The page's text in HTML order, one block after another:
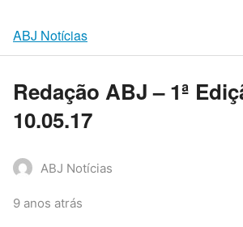
ABJ Notícias
Redação ABJ – 1ª
10.05.17
ABJ Notícias
9 anos atrás